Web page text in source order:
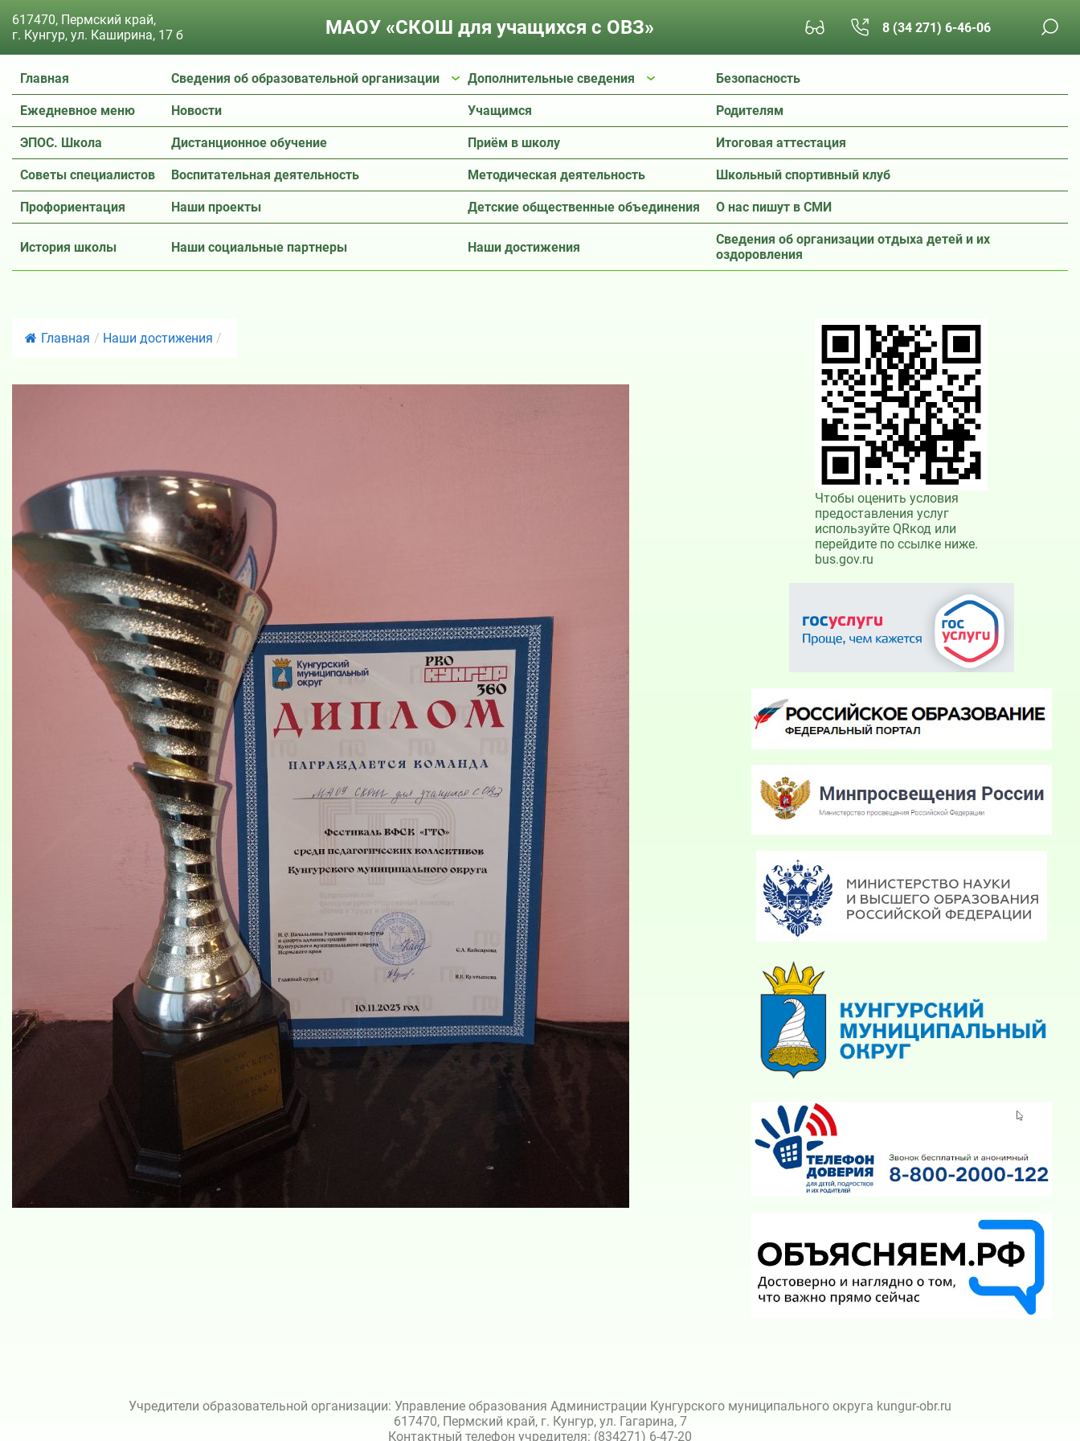
617470, Пермский край,
г. Кунгур, ул. Каширина, 17 б
МАОУ «СКОШ для учащихся с ОВЗ» 8 (34 271) 6-46-06
Главная Сведения об образовательной организации Дополнительные сведения Безопасность
Ежедневное меню Новости Учащимся Родителям
ЭПОС. Школа Дистанционное обучение Приём в школу Итоговая аттестация
Советы специалистов Воспитательная деятельность Методическая деятельность Школьный спортивный клуб
Профориентация Наши проекты Детские общественные объединения О нас пишут в СМИ
История школы Наши социальные партнеры Наши достижения
Сведения об организации отдыха детей и их
оздоровления
Главная / Наши достижения /
Чтобы оценить условия
предоставления услуг
используйте QRкод или
перейдите по ссылке ниже.
bus.gov.ru
Учредители образовательной организации: Управление образования Администрации Кунгурского муниципального округа kungur-obr.ru
617470, Пермский край, г. Кунгур, ул. Гагарина, 7
Контактный телефон учредителя: (834271) 6-47-20